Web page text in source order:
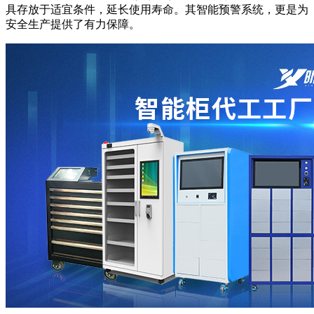
具存放于适宜条件，延长使用寿命。其智能预警系统，更是为
安全生产提供了有力保障。